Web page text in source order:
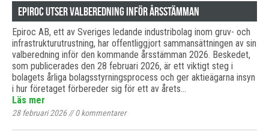
Epiroc utser valberedning inför årsstämman
Epiroc AB, ett av Sveriges ledande industribolag inom gruv- och
infrastrukturutrustning, har offentliggjort sammansättningen av sin
valberedning inför den kommande årsstämman 2026. Beskedet,
som publicerades den 28 februari 2026, är ett viktigt steg i
bolagets årliga bolagsstyrningsprocess och ger aktieägarna insyn
i hur företaget förbereder sig för ett av årets…
Läs mer
28 februari 2026//0kommentarer